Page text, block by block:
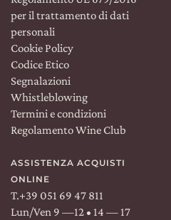
per il trattamento di dati
personali
Cookie Policy
Codice Etico
Segnalazioni
Whistleblowing
Termini e condizioni
Regolamento Wine Club
ASSISTENZA ACQUISTI
ONLINE
T.+39 051 69 47 811
Lun/Ven 9 —12 • 14 — 17